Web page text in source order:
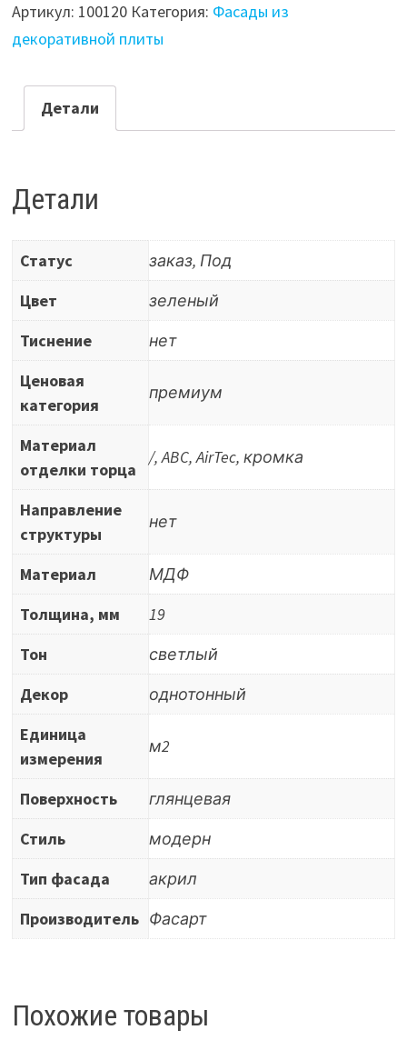
плиты
RAUVISIO
мм,
Menta
(мятный)
1684L
Артикул: 100120 Категория: Фасады из
декоративной плиты
Детали
Детали
Статус
заказ, Под
Цвет
зеленый
Тиснение
нет
Ценовая
категория
премиум
Материал
отделки торца
/, ABC, AirTec, кромка
Направление
структуры
нет
Материал
МДФ
Толщина, мм
19
Тон
светлый
Декор
однотонный
Единица
измерения
м2
Поверхность
глянцевая
Стиль
модерн
Тип фасада
акрил
Производитель Фасарт
Похожие товары